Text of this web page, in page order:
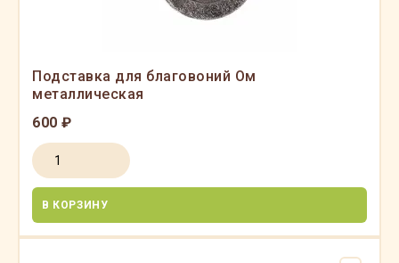
Подставка для благовоний Ом
металлическая
600 ₽
В КОРЗИНУ